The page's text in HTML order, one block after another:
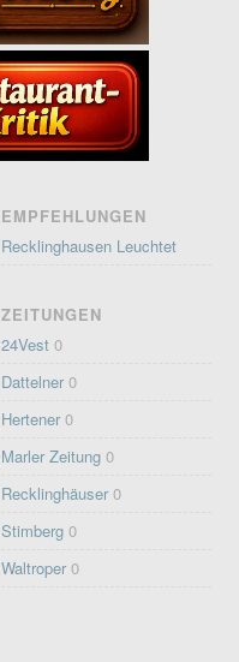
EMPFEHLUNGEN
Recklinghausen Leuchtet
ZEITUNGEN
24Vest 0
Dattelner 0
Hertener 0
Marler Zeitung 0
Recklinghäuser 0
Stimberg 0
Waltroper 0